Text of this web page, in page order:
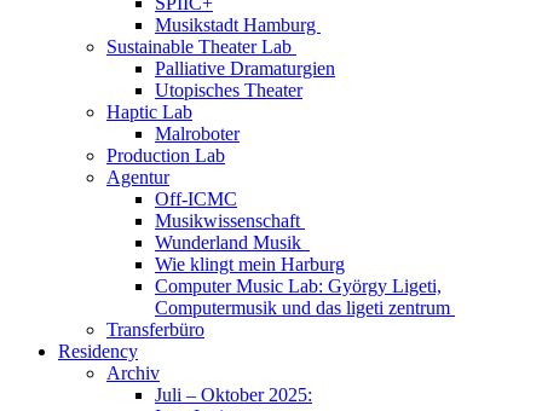
Musikstadt Hamburg
Sustainable Theater Lab
Palliative Dramaturgien
Utopisches Theater
Haptic Lab
Malroboter
Production Lab
Agentur
Off-ICMC
Musikwissenschaft
Wunderland Musik
Wie klingt mein Harburg
Computer Music Lab: György Ligeti,
Computermusik und das ligeti zentrum
Transferbüro
Residency
Archiv
Juli – Oktober 2025: